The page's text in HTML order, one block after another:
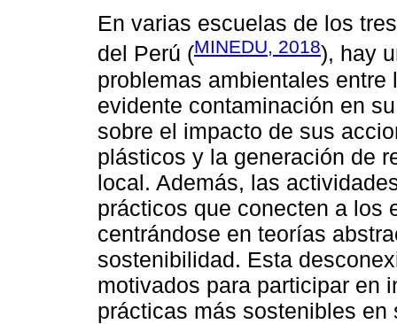
En varias escuelas de los
del Perú (MINEDU, 2018), hay
problemas ambientales
evidente contaminación en
sobre el impacto de sus
plásticos y la generación de
local. Además, las
prácticos que conecten a los
centrándose en teorías
sostenibilidad. Esta
motivados para participar en
prácticas más sostenibles en